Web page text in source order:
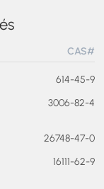
CAS#
614-45-9
3006-82-4
26748-47-0
16111-62-9